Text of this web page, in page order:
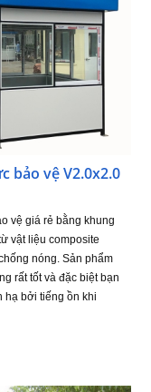
bảo vệ V2.0x2.0
vệ giá rẻ bằng khung
vật liệu composite
nóng. Sản phẩm
rất tốt và đặc biệt bạn
hạ bởi tiếng ồn khi